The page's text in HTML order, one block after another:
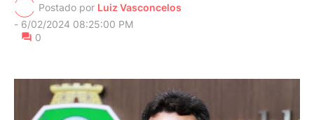
Postado por Luiz Vasconcelos
- 6/02/2024 08:25:00 PM
0